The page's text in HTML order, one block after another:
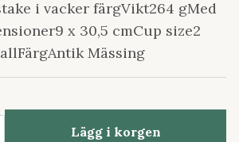
i vacker färgVikt264 gMed
x 30,5 cmCup size2
Mässing
Lägg i korgen